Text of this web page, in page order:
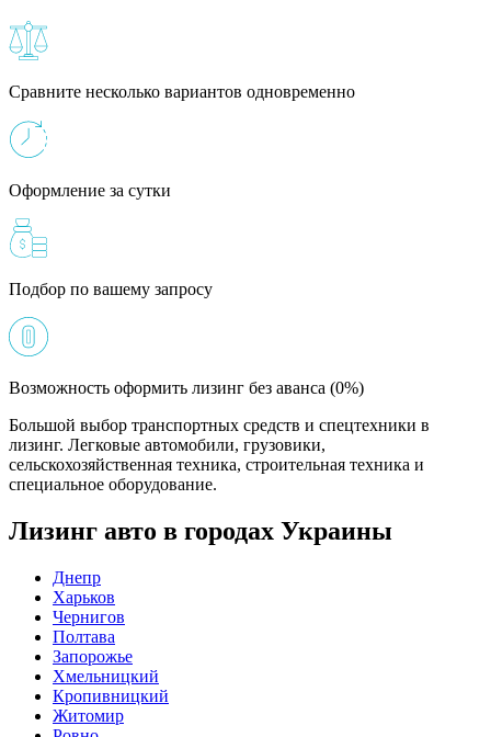
Сравните несколько вариантов одновременно
Оформление за сутки
Подбор по вашему запросу
Возможность оформить лизинг без аванса (0%)
Большой выбор транспортных средств и спецтехники в
лизинг. Легковые автомобили, грузовики,
сельскохозяйственная техника, строительная техника и
специальное оборудование.
Лизинг авто в городах Украины
Днепр
Харьков
Чернигов
Полтава
Запорожье
Хмельницкий
Кропивницкий
Житомир